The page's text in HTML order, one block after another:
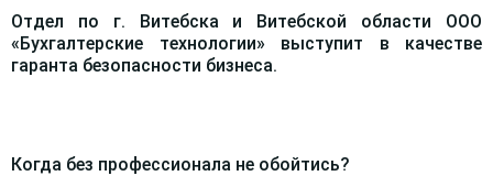
Отдел по г. Витебска и Витебской области ООО
«Бухгалтерские технологии» выступит в качестве
гаранта безопасности бизнеса.
Когда без профессионала не обойтись?